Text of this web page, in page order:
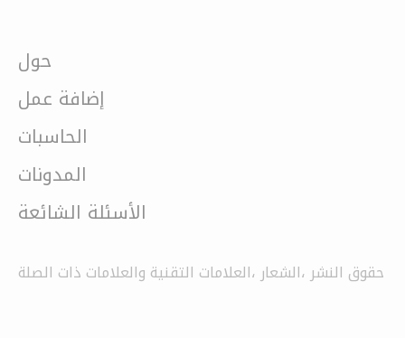
حول
إضافة عمل
الحاسبات
المدونات
الأسئلة الشائعة
حقوق النشر ،الشعار ،العلامات التقنية والعلامات ذات الصلة